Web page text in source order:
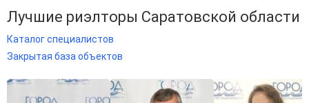
Лучшие риэлторы Саратовской области
Каталог специалистов
Закрытая база объектов